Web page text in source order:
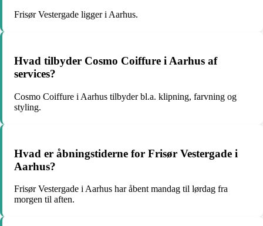
Frisør Vestergade ligger i Aarhus.
Hvad tilbyder Cosmo Coiffure i Aarhus af
services?
Cosmo Coiffure i Aarhus tilbyder bl.a. klipning, farvning og
styling.
Hvad er åbningstiderne for Frisør Vestergade i
Aarhus?
Frisør Vestergade i Aarhus har åbent mandag til lørdag fra
morgen til aften.